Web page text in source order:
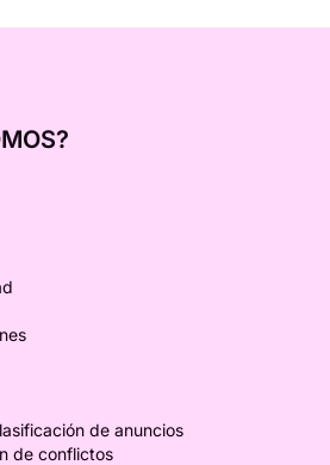
de anuncios
de conflictos